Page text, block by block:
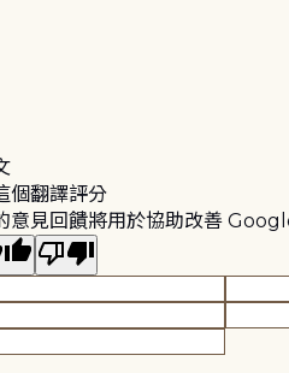
個翻譯評分
意見回饋將用於協助改善